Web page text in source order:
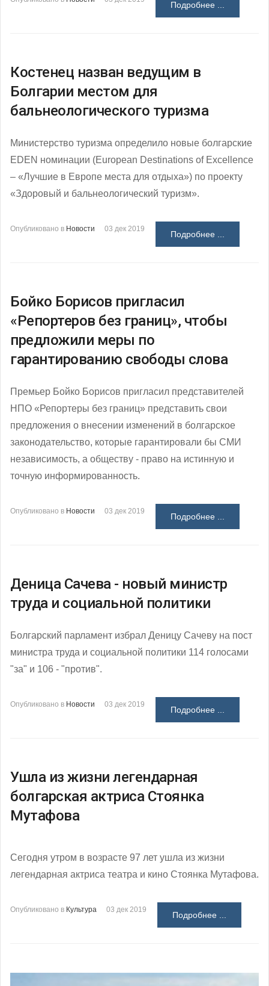
Подробнее ...
Костенец назван ведущим в
Болгарии местом для
бальнеологического туризма
Министерство туризма определило новые болгарские
EDEN номинации (European Destinations of Excellence
– «Лучшие в Европе места для отдыха») по проекту
«Здоровый и бальнеологический туризм».
Опубликовано в Новости 03 дек 2019
Подробнее ...
Бойко Борисов пригласил
«Репортеров без границ», чтобы
предложили меры по
гарантированию свободы слова
Премьер Бойко Борисов пригласил представителей
НПО «Репортеры без границ» представить свои
предложения о внесении изменений в болгарское
законодательство, которые гарантировали бы СМИ
независимость, а обществу - право на истинную и
точную информированность.
Опубликовано в Новости 03 дек 2019
Подробнее ...
Деница Сачева - новый министр
труда и социальной политики
Болгарский парламент избрал Деницу Сачеву на пост
министра труда и социальной политики 114 голосами
"за" и 106 - "против".
Опубликовано в Новости 03 дек 2019
Подробнее ...
Ушла из жизни легендарная
болгарская актриса Стоянка
Мутафова
Сегодня утром в возрасте 97 лет ушла из жизни
легендарная актриса театра и кино Стоянка Мутафова.
Опубликовано в Культура 03 дек 2019
Подробнее ...